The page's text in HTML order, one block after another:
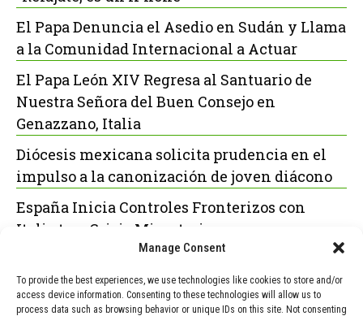
Manage Consent
To provide the best experiences, we use technologies like cookies to store and/or
access device information. Consenting to these technologies will allow us to
process data such as browsing behavior or unique IDs on this site. Not consenting
El Papa Denuncia el Asedio en Sudán y Llama
a la Comunidad Internacional a Actuar
El Papa León XIV Regresa al Santuario de
Nuestra Señora del Buen Consejo en
Genazzano, Italia
Diócesis mexicana solicita prudencia en el
impulso a la canonización de joven diácono
España Inicia Controles Fronterizos con
Italia tras Crisis Migratoria
POPULAR RECENT